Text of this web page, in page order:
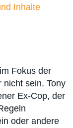
Inhalte
Fokus der
nicht sein. Tony
Ex-Cop, der
oder andere